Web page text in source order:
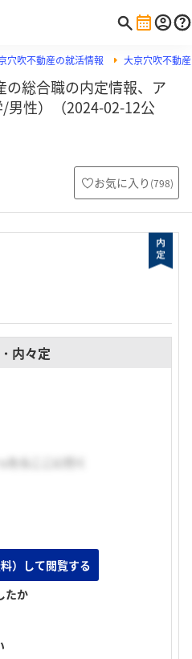
穴吹不動産の就活情報 大京穴吹不動
総合職の内定情報、ア
男性）（2024-02-12公
お気に入り (798)
内々定
らここに行く
得したから。
たか
）して閲覧する